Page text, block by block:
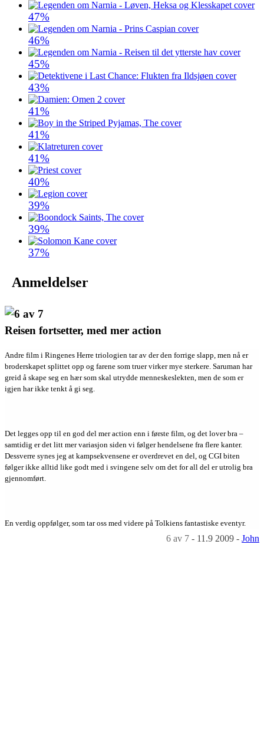
47%
46%
45%
43%
41%
41%
41%
40%
39%
39%
37%
Anmeldelser
Reisen fortsetter, med mer action
Andre film i Ringenes Herre triologien tar av der den forrige slapp, men nå er
broderskapet splittet opp og farene som truer virker mye sterkere. Saruman har
greid å skape seg en hær som skal utrydde menneskeslekten, men de som er
igjen har ikke tenkt å gi seg.
Det legges opp til en god del mer action enn i første film, og det lover bra –
samtidig er det litt mer variasjon siden vi følger hendelsene fra flere kanter.
Dessverre synes jeg at kampsekvensene er overdrevet en del, og CGI biten
følger ikke alltid like godt med i svingene selv om det for all del er utrolig bra
gjennomført.
En verdig oppfølger, som tar oss med videre på Tolkiens fantastiske eventyr.
6 av 7 - 11.9 2009 - John